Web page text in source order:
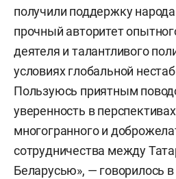
получили поддержку
прочный авторитет
деятеля и талантливого
условиях глобальной
Пользуюсь приятным
уверенность в
многогранного и
сотрудничества между
Беларусью», — говорилось